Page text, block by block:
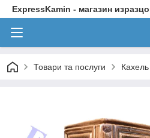
ExpressKamin - магазин
Товари та послуги Кахель